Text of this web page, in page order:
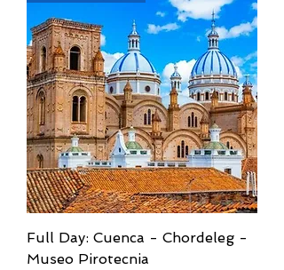
Full Day: Cuenca - Chordeleg -
Museo Pirotecnia